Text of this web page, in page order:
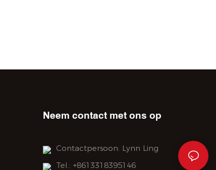
Neem contact met ons op
Contactpersoon: Lynn Ling
Tel.: +8613318395146